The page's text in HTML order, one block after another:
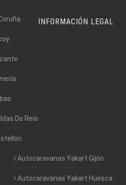
De Reis
Autocaravanas Yakart Gijón
Autocaravanas Yakart Huesca
INFORMACIÓN LEGAL